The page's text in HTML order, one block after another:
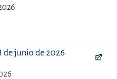
de junio de 2026